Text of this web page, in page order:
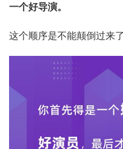
一个好导演。
这个顺序是不能颠倒过来了